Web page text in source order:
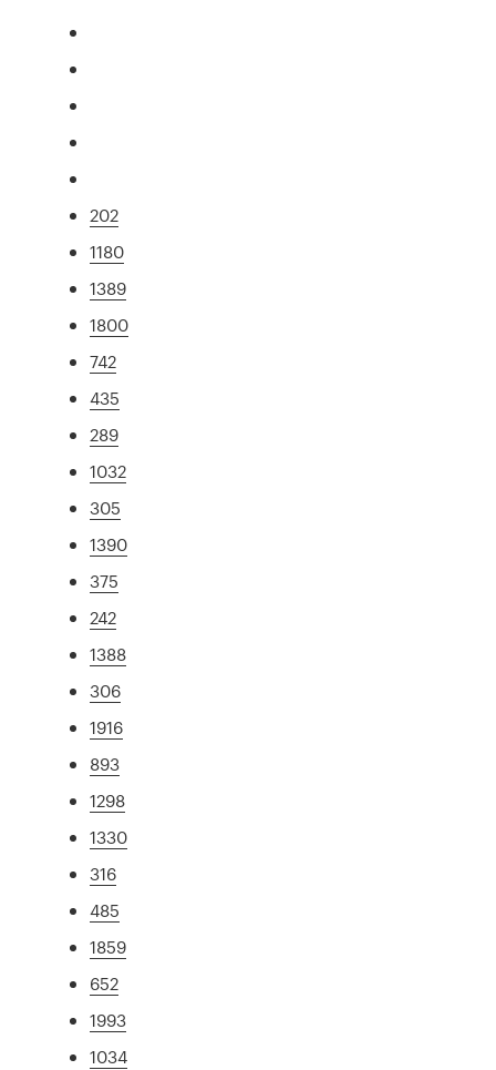
202
1180
1389
1800
742
435
289
1032
305
1390
375
242
1388
306
1916
893
1298
1330
316
485
1859
652
1993
1034